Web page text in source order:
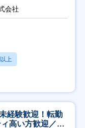
会社
上
経験歓迎！転勤
高い方歓迎／土